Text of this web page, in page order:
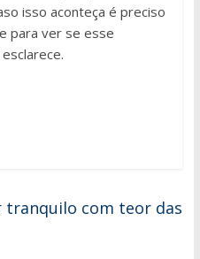
isso aconteça é preciso
para ver se esse
tranquilo com teor das